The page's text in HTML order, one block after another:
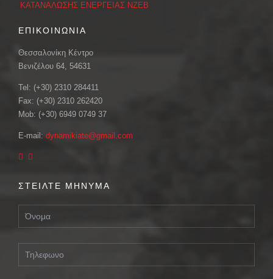
ΚΑΤΑΝΑΛΩΣΗΣ ΕΝΕΡΓΕΙΑΣ ΝΖΕΒ
ΕΠΙΚΟΙΝΩΝΙΑ
Θεσσαλονίκη Κέντρο
Βενιζέλου 64, 54631
Tel: (+30) 2310 284411
Fax: (+30) 2310 262420
Mob: (+30) 6949 0749 37
E-mail: dynamikiate@gmail.com
ΣΤΕΙΛΤΕ ΜΗΝΥΜΑ